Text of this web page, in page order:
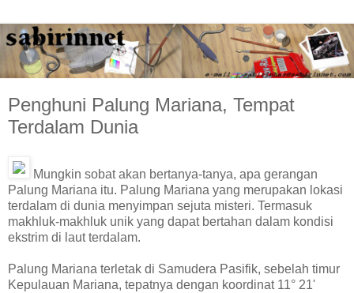
Penghuni Palung Mariana, Tempat
Terdalam Dunia
Mungkin sobat akan bertanya-tanya, apa gerangan
Palung Mariana itu. Palung Mariana yang merupakan lokasi
terdalam di dunia menyimpan sejuta misteri. Termasuk
makhluk-makhluk unik yang dapat bertahan dalam kondisi
ekstrim di laut terdalam.
Palung Mariana terletak di Samudera Pasifik, sebelah timur
Kepulauan Mariana, tepatnya dengan koordinat 11° 21'